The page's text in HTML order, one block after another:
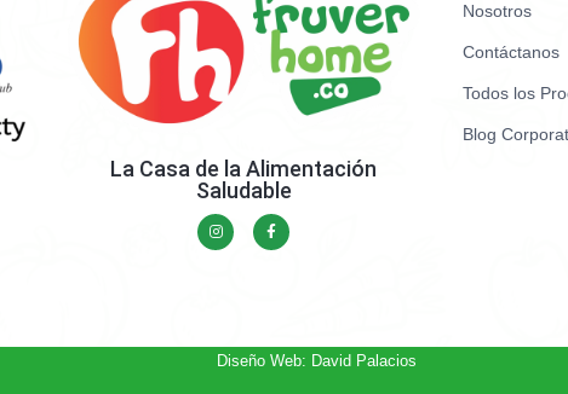
La Casa de la Alimentación
Saludable
Nosotros
Contáctanos
Todos los
Blog
Diseño Web: David Palacios